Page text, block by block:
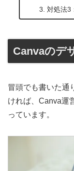
対処法3
Canvaのデ
冒頭でも書いた通
ければ、Canva運
っています。